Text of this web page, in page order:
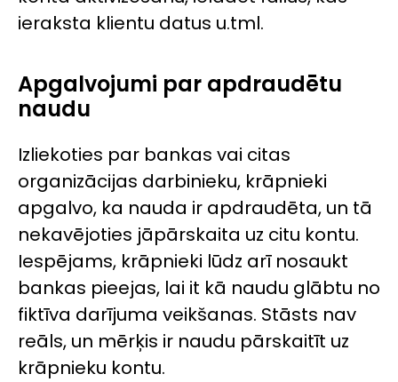
ieraksta klientu datus u.tml.
Apgalvojumi par apdraudētu
naudu
Izliekoties par bankas vai citas
organizācijas darbinieku, krāpnieki
apgalvo, ka nauda ir apdraudēta, un tā
nekavējoties jāpārskaita uz citu kontu.
Iespējams, krāpnieki lūdz arī nosaukt
bankas pieejas, lai it kā naudu glābtu no
fiktīva darījuma veikšanas. Stāsts nav
reāls, un mērķis ir naudu pārskaitīt uz
krāpnieku kontu.